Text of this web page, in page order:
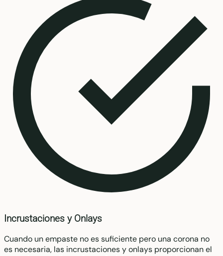
Incrustaciones y Onlays
Cuando un empaste no es suficiente pero una corona no
es necesaria, las incrustaciones y onlays proporcionan el